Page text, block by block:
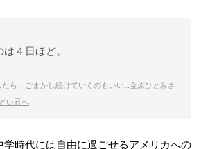
４日ほど。
ら、ごまかし続けていくのもいい…金原ひとみさ
い君へ
時代には自由に過ごせるアメリカへの